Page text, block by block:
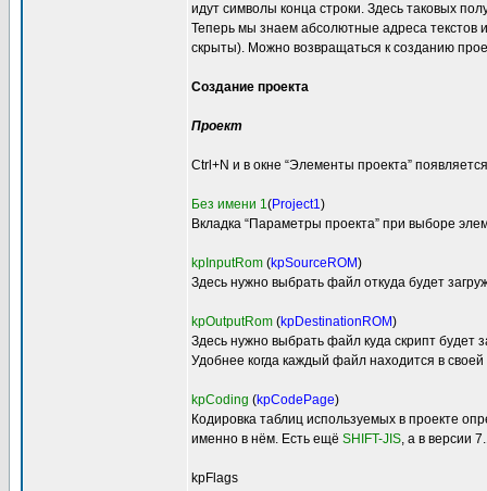
идут символы конца строки. Здесь таковых
Теперь мы знаем абсолютные адреса текстов
скрыты). Можно возвращаться к созданию
Создание проекта
Проект
Ctrl+N и в окне “Элементы проекта”
Без имени 1(Project1)
Вкладка “Параметры проекта” при выборе
kpInputRom (kpSourceROM)
Здесь нужно выбрать файл откуда будет
kpOutputRom (kpDestinationROM)
Здесь нужно выбрать файл куда скрипт
Удобнее когда каждый файл находится в
kpCoding (kpCodePage)
Кодировка таблиц используемых в проекте
именно в нём. Есть ещё SHIFT-JIS, а в версии
kpFlags